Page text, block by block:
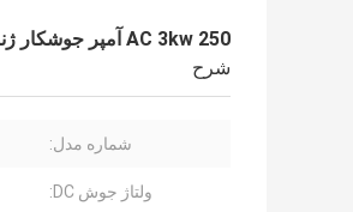
AC 3kw 250 آمپر جوشکار ژنراتور قوس فرکانس متوسط ​​531cc جابجایی
شرح
شماره مدل:
ولتاژ جوش DC: